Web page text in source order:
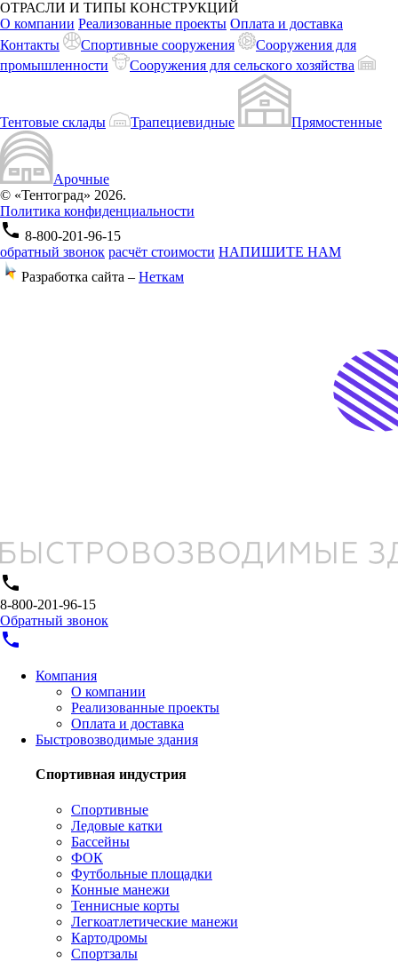
ОТРАСЛИ И ТИПЫ КОНСТРУКЦИЙ
О компании Реализованные проекты Оплата и доставка
Контакты
Спортивные сооружения
Сооружения для
промышленности
Сооружения для сельского хозяйства
Тентовые склады Трапециевидные Прямостенные
Арочные
© «Тентоград» 2026.
Политика конфиденциальности
phone 8-800-201-96-15
обратный звонок расчёт стоимости НАПИШИТЕ НАМ
Разработка сайта – Неткам
phone
8-800-201-96-15
Обратный звонок
phone
Компания
О компании
Реализованные проекты
Оплата и доставка
Быстровозводимые здания
Спортивная индустрия
Спортивные
Ледовые катки
Бассейны
ФОК
Футбольные площадки
Конные манежи
Теннисные корты
Легкоатлетические манежи
Картодромы
Спортзалы